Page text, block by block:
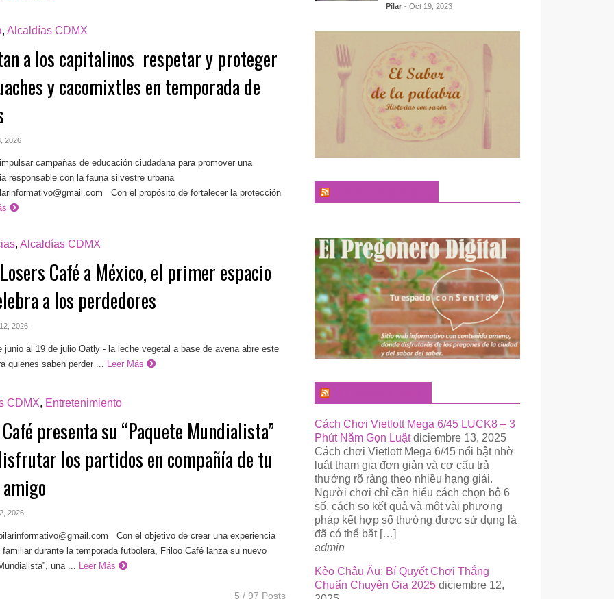
, Alcaldías CDMX
a los capitalinos respetar y proteger
y cacomixtles en temporada de
2026
campañas de educación ciudadana para promover una
responsable con la fauna silvestre urbana
Con el propósito de fortalecer la protección
, Alcaldías CDMX
Café a México, el primer espacio
a los perdedores
2026
junio al 19 de julio Oatly - la leche vegetal a base de avena abre este
quienes saben perder ... Leer Más
CDMX, Entretenimiento
presenta su “Paquete Mundialista”
los partidos en compañía de tu
2026
Con el objetivo de crear una experiencia
durante la temporada futbolera, Friloo Café lanza su nuevo
una ...
Leer Más
5 / 97 Posts
Pilar - Oct 19, 2023
Cách Chơi Vietlott Mega 6/45 LUCK8 – 3
Phút Nắm Gọn Luật diciembre 13, 2025
Cách chơi Vietlott Mega 6/45 nổi bật nhờ
luật tham gia đơn giản và cơ cấu trả
thưởng rõ ràng theo nhiều hạng giải.
Người chơi chỉ cần hiểu cách chọn bộ 6
số, cách so kết quả và một vài phương
pháp kết hợp số thường được sử dụng là
đã có thể bắt […]
admin
Kèo Châu Âu: Bí Quyết Chơi Thắng
Chuẩn Chuyên Gia 2025 diciembre 12,